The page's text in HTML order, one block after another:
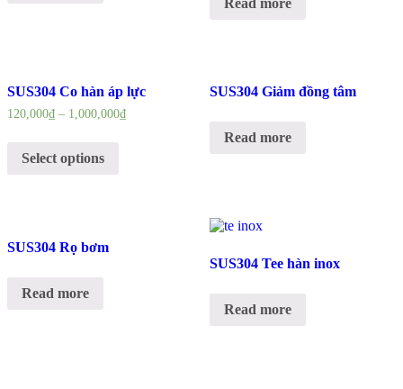
SUS304 Co hàn áp lực
120,000₫ – 1,000,000₫
Select options
SUS304 Giảm đồng tâm
Read more
SUS304 Rọ bơm
Read more
SUS304 Tee hàn inox
Read more